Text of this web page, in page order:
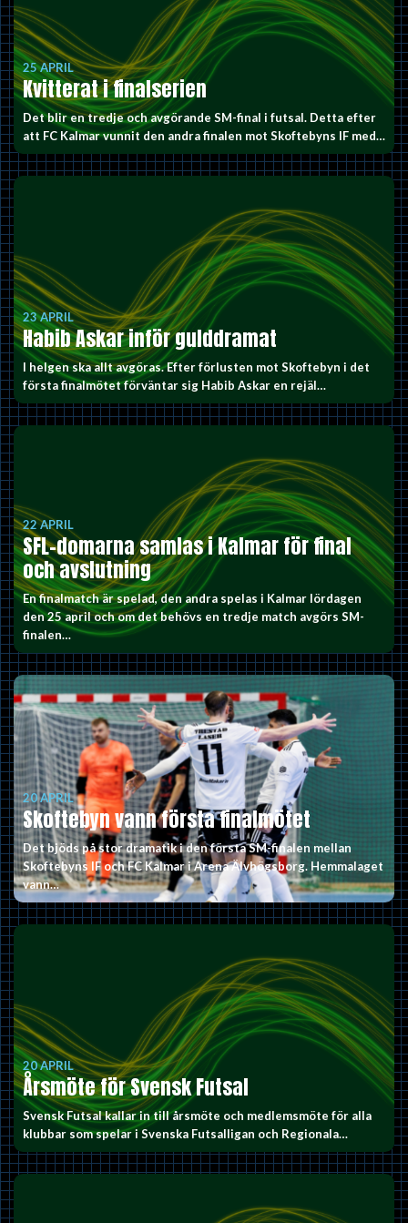
25 APRIL
Kvitterat i finalserien
Det blir en tredje och avgörande SM-final i futsal. Detta efter
att FC Kalmar vunnit den andra finalen mot Skoftebyns IF med…
23 APRIL
Habib Askar inför gulddramat
I helgen ska allt avgöras. Efter förlusten mot Skoftebyn i det
första finalmötet förväntar sig Habib Askar en rejäl…
22 APRIL
SFL-domarna samlas i Kalmar för final
och avslutning
En finalmatch är spelad, den andra spelas i Kalmar lördagen
den 25 april och om det behövs en tredje match avgörs SM-
finalen…
20 APRIL
Skoftebyn vann första finalmötet
Det bjöds på stor dramatik i den första SM-finalen mellan
Skoftebyns IF och FC Kalmar i Arena Älvhögsborg. Hemmalaget
vann…
20 APRIL
Årsmöte för Svensk Futsal
Svensk Futsal kallar in till årsmöte och medlemsmöte för alla
klubbar som spelar i Svenska Futsalligan och Regionala…